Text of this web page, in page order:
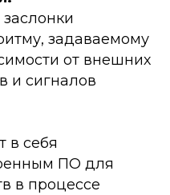
задаваемому
от внешних
и сигналов
в себя
ПО для
в процессе